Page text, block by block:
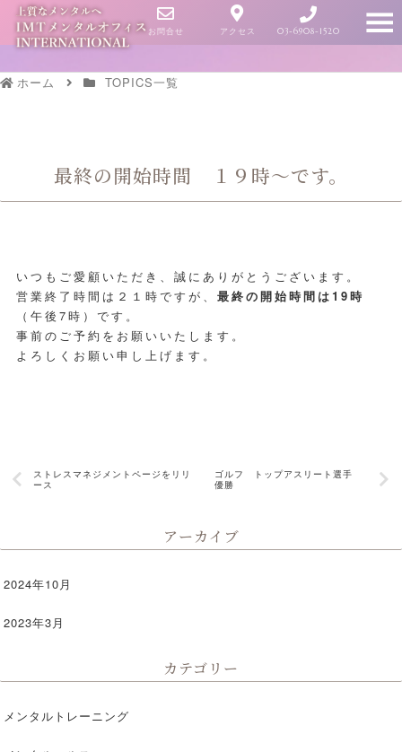
お問合せ アクセス 03-6908-1520
ホーム TOPICS一覧
最終の開始時間 １９時～です。
いつもご愛顧いただき、誠にありがとうございます。
営業終了時間は２１時ですが、 最終の開始時間は19時
（午後7時）です。
事前のご予約をお願いいたします。
よろしくお願い申し上げます。
ストレスマネジメントページをリリ
ース
ゴルフ トップアスリート選手
優勝
アーカイブ
2024年10月
2023年3月
カテゴリー
メンタルトレーニング